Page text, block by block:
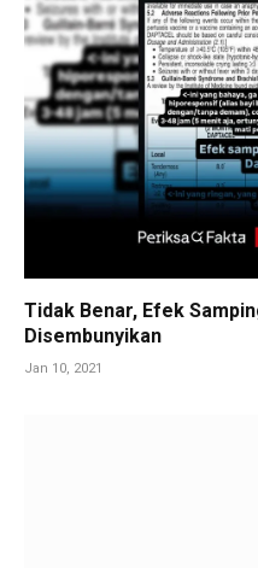
Tidak Benar, Efek
Disembunyikan
Jan 10, 2021